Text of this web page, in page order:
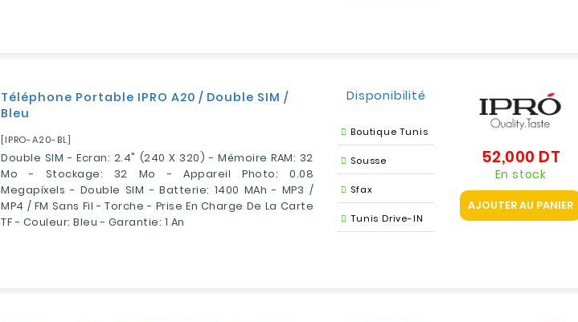
Téléphone Portable IPRO A20 / Double SIM /
Bleu
[IPRO-A20-BL]
Double SIM - Ecran: 2.4" (240 X 320) - Mémoire RAM: 32
Mo - Stockage: 32 Mo - Appareil Photo: 0.08
Megapíxels - Double SIM - Batterie: 1400 MAh - MP3 /
MP4 / FM Sans Fil - Torche - Prise En Charge De La Carte
TF - Couleur: Bleu - Garantie: 1 An
Disponibilité
Boutique Tunis
Sousse
Sfax
Tunis Drive-IN
52,000 DT
En stock
AJOUTER AU PANIER